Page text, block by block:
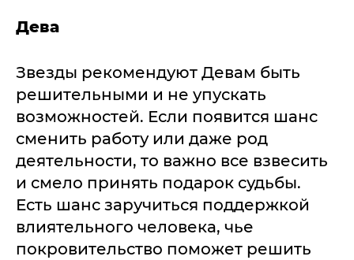
Дева
Звезды рекомендуют Девам быть
решительными и не упускать
возможностей. Если появится шанс
сменить работу или даже род
деятельности, то важно все взвесить
и смело принять подарок судьбы.
Есть шанс заручиться поддержкой
влиятельного человека, чье
покровительство поможет решить